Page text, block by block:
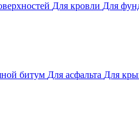
Для кровли Для
битум Для асфальта Для